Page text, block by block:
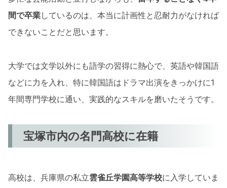
間で卒業しているのは、本当に計画性と忍耐力がなければ
できないことだと思います。
大学では文学以外にも語学の習得に熱心で、英語や韓国語
などに力を入れ、特に韓国語はドラマ出演をきっかけに1
年間専門学校に通い、実践的なスキルを磨いたそうです。
宝塚市内の名門高校に在籍
高校は、兵庫県の私立雲雀丘学園高等学校に入学していま